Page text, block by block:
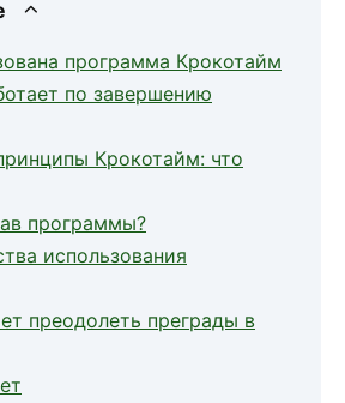
программа Крокотайм
по завершению
Крокотайм: что
программы?
использования
преодолеть преграды в